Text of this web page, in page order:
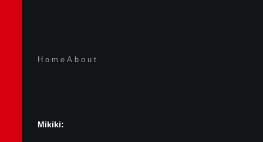
Home About
Mikiki: